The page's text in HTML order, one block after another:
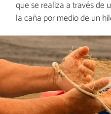
que se realiza a través de
la caña por medio de un